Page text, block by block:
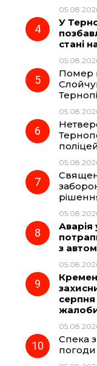
У
стані
Помер
Аварія
з
Спека